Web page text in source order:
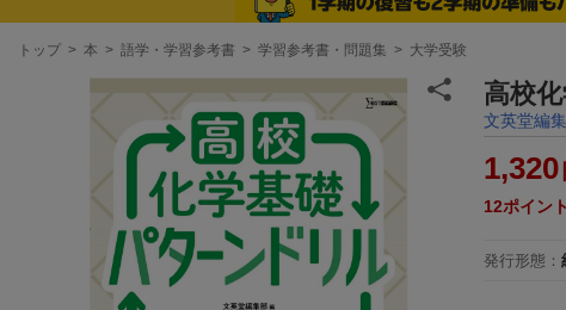
現
トップ > 本 > 語学・学習参考書 > 学習参考書・問題集 > 大学受験
高校
文英堂編
1,320
12ポイント
発行形態 ：